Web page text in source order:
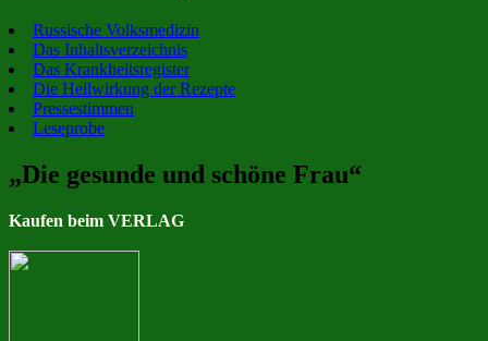
Russische Volksmedizin
Das Inhaltsverzeichnis
Das Krankheitsregister
Die Heilwirkung der Rezepte
Pressestimmen
Leseprobe
„Die gesunde und schöne Frau“
Kaufen beim VERLAG